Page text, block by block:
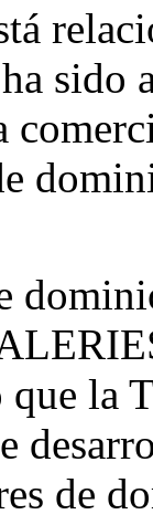
sido
la
de